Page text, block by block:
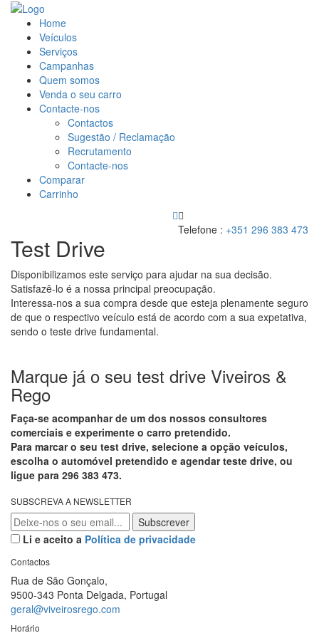
Home
Veículos
Serviços
Campanhas
Quem somos
Venda o seu carro
Contacte-nos
Contactos
Sugestão / Reclamação
Recrutamento
Contacte-nos
Comparar
Carrinho
Telefone : +351 296 383 473
Test Drive
Disponibilizamos este serviço para ajudar na sua decisão.
Satisfazê-lo é a nossa principal preocupação.
Interessa-nos a sua compra desde que esteja plenamente seguro
de que o respectivo veículo está de acordo com a sua expetativa,
sendo o teste drive fundamental.
Marque já o seu test drive Viveiros &
Rego
Faça-se acompanhar de um dos nossos consultores
comerciais e experimente o carro pretendido.
Para marcar o seu test drive, selecione a opção veículos,
escolha o automóvel pretendido e agendar teste drive, ou
ligue para 296 383 473.
SUBSCREVA A NEWSLETTER
Li e aceito a Política de privacidade
Contactos
Rua de São Gonçalo,
9500-343 Ponta Delgada, Portugal
geral@viveirosrego.com
Horário